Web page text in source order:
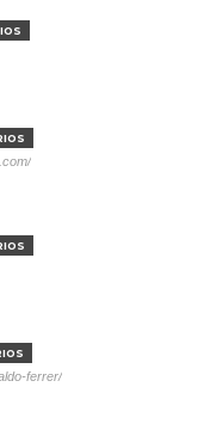
ferrer/